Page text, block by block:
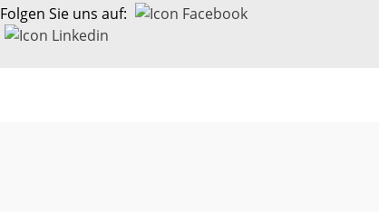
Folgen Sie uns auf: